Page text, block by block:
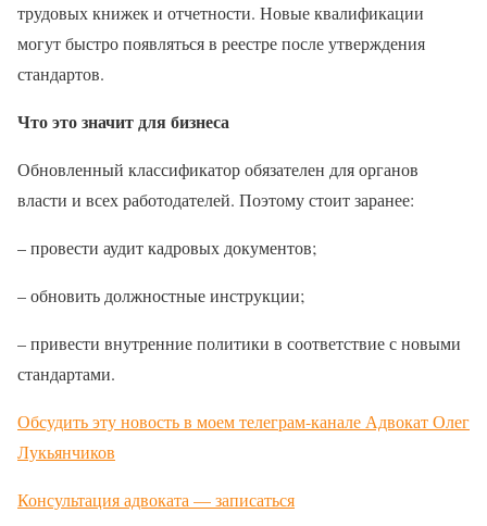
трудовых книжек и отчетности. Новые квалификации
могут быстро появляться в реестре после утверждения
стандартов.
Что это значит для бизнеса
Обновленный классификатор обязателен для органов
власти и всех работодателей. Поэтому стоит заранее:
– провести аудит кадровых документов;
– обновить должностные инструкции;
– привести внутренние политики в соответствие с новыми
стандартами.
Обсудить эту новость в моем телеграм-канале Адвокат Олег
Лукьянчиков
Консультация адвоката — записаться